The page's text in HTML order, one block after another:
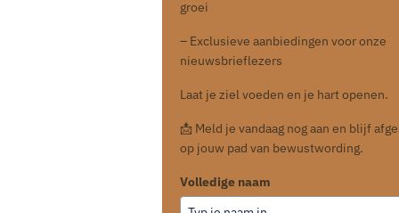
groei
– Exclusieve aanbiedingen voor onze
nieuwsbrieflezers
Laat je ziel voeden en je hart openen.
📩 Meld je vandaag nog aan en blijf
op jouw pad van bewustwording.
Volledige naam